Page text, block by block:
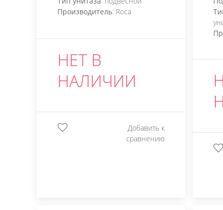
Производитель: Roca
НЕТ В
НАЛИЧИИ
Добавить к
сравнению